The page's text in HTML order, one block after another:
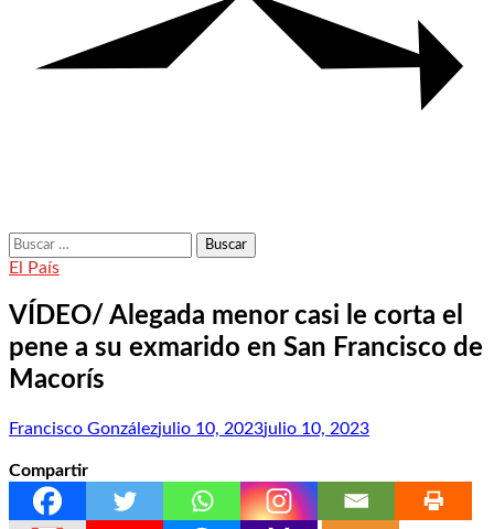
Buscar:
El País
VÍDEO/ Alegada menor casi le corta el
pene a su exmarido en San Francisco de
Macorís
Francisco Gonzálezjulio 10, 2023julio 10, 2023
Compartir